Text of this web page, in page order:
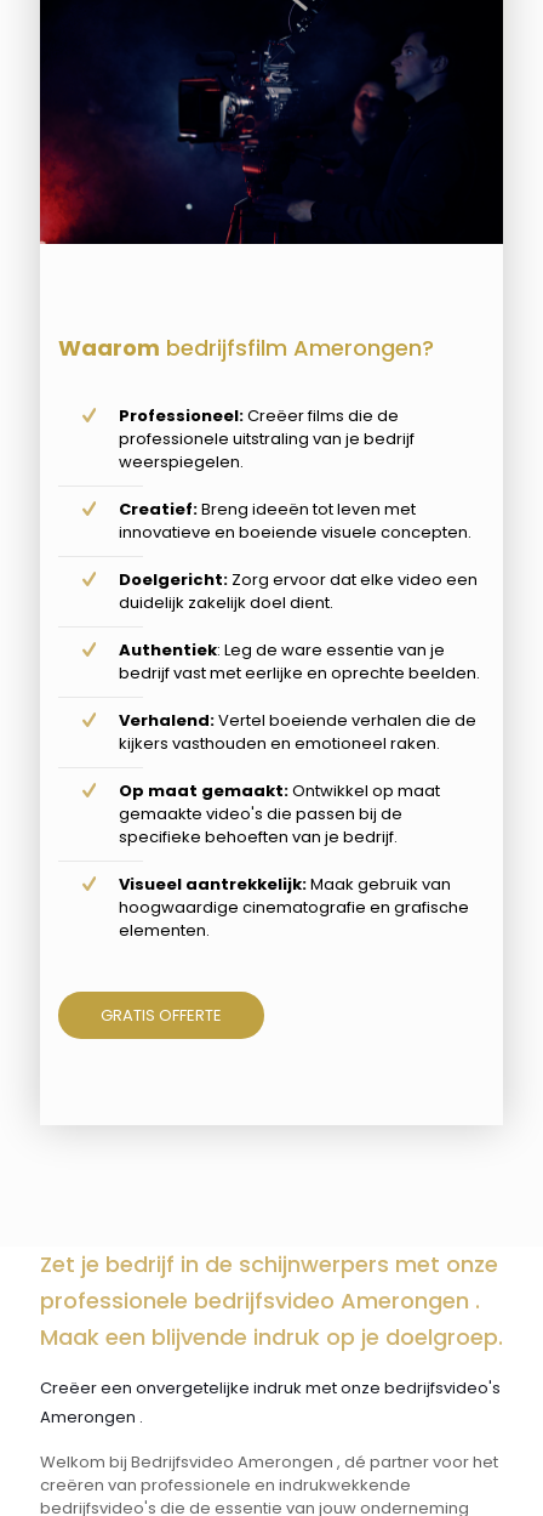
Waarom bedrijfsfilm Amerongen?
Professioneel:Creëer films die de
professionele uitstraling van je bedrijf
weerspiegelen.
Creatief:Breng ideeën tot leven met
innovatieve en boeiende visuele concepten.
Doelgericht: Zorg ervoor dat elke video een
duidelijk zakelijk doel dient.
Authentiek: Leg de ware essentie van je
bedrijf vast met eerlijke en oprechte beelden.
Verhalend:Vertel boeiende verhalen die de
kijkers vasthouden en emotioneel raken.
Op maat gemaakt:Ontwikkel op maat
gemaakte video's die passen bij de
specifieke behoeften van je bedrijf.
Visueel aantrekkelijk:Maak gebruik van
hoogwaardige cinematografie en grafische
elementen.
GRATIS OFFERTE
Zet je bedrijf in de schijnwerpers met onze
professionele bedrijfsvideo Amerongen .
Maak een blijvende indruk op je doelgroep.
Creëer een onvergetelijke indruk met onze bedrijfsvideo's
Amerongen .
Welkom bij Bedrijfsvideo Amerongen , dé partner voor het
creëren van professionele en indrukwekkende
bedrijfsvideo's die de essentie van jouw onderneming